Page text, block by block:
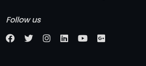
Follow us